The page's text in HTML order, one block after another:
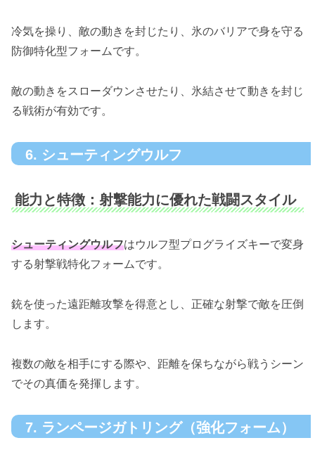
冷気を操り、敵の動きを封じたり、氷のバリアで身を守る
防御特化型フォームです。
敵の動きをスローダウンさせたり、氷結させて動きを封じ
る戦術が有効です。
6. シューティングウルフ
能力と特徴：射撃能力に優れた戦闘スタイル
シューティングウルフはウルフ型プログライズキーで変身
する射撃戦特化フォームです。
銃を使った遠距離攻撃を得意とし、正確な射撃で敵を圧倒
します。
複数の敵を相手にする際や、距離を保ちながら戦うシーン
でその真価を発揮します。
7. ランページガトリング（強化フォーム）